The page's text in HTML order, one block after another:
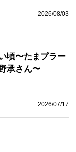
2026/08/03
頃〜たまプラー
承さん〜
2026/07/17